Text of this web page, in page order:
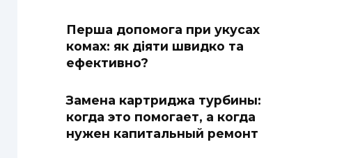
Перша допомога при укусах
комах: як діяти швидко та
ефективно?
Замена картриджа турбины:
когда это помогает, а когда
нужен капитальный ремонт